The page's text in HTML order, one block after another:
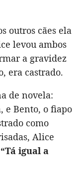
outros cães ela
levou ambos
a gravidez
era castrado.
de novela:
, e Bento, o fiapo
como
Alice
“Tá igual a